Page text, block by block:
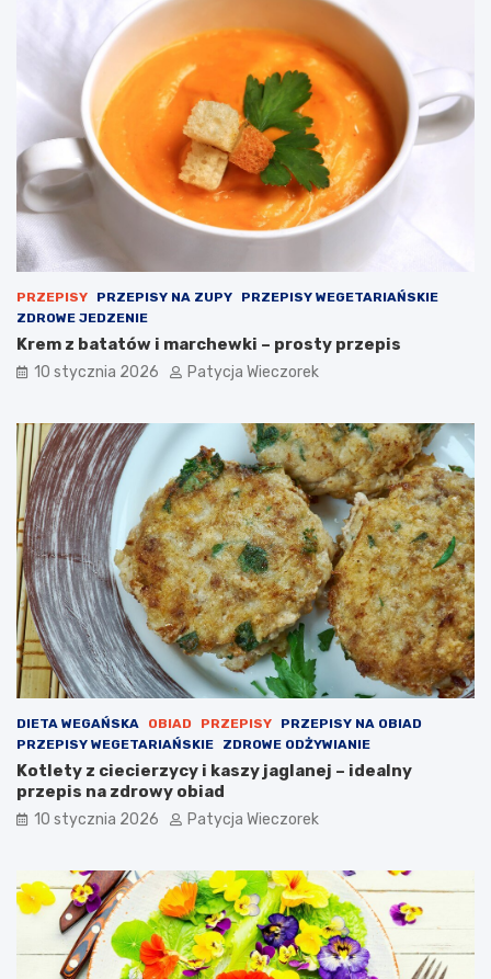
PRZEPISY PRZEPISY NA ZUPY
PRZEPISY WEGETARIAŃSKIE
ZDROWE JEDZENIE
Krem z batatów i marchewki – prosty przepis
10 stycznia 2026 Patycja Wieczorek
DIETA WEGAŃSKA OBIAD PRZEPISY
PRZEPISY NA OBIAD
PRZEPISY WEGETARIAŃSKIE
ZDROWE ODŻYWIANIE
Kotlety z ciecierzycy i kaszy jaglanej – idealny
przepis na zdrowy obiad
10 stycznia 2026 Patycja Wieczorek